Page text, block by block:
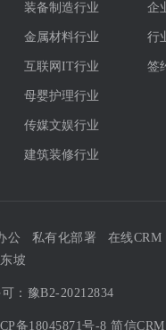
装备制造行业
金属材料行业
互联网IT行业
母婴护理行业
传媒文娱行业
建筑装修行业
企
行
签
公 私有化部署 在线CRM
坡
：豫B2-20212834
备18045871号-8 简信